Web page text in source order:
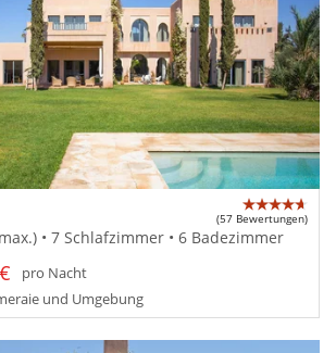
(57 Bewertungen)
• 7 Schlafzimmer • 6 Badezimmer
pro Nacht
und Umgebung